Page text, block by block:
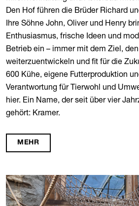
Den Hof führen die Brüder Richard
Ihre Söhne John, Oliver und Henry
Enthusiasmus, frische Ideen und
Betrieb ein – immer mit dem Ziel,
weiterzuentwickeln und fit für die
600 Kühe, eigene Futterproduktion
Verantwortung für Tierwohl und
hier. Ein Name, der seit über vier
gehört: Kramer.
MEHR